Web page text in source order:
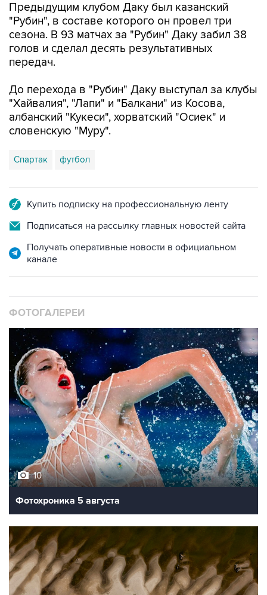
Предыдущим клубом Даку был казанский
"Рубин", в составе которого он провел три
сезона. В 93 матчах за "Рубин" Даку забил 38
голов и сделал десять результативных
передач.
До перехода в "Рубин" Даку выступал за клубы
"Хайвалия", "Лапи" и "Балкани" из Косова,
албанский "Кукеси", хорватский "Осиек" и
словенскую "Муру".
Спартак футбол
Купить подписку на профессиональную ленту
Подписаться на рассылку главных новостей сайта
Получать оперативные новости в официальном
канале
ФОТОГАЛЕРЕИ
10
Фотохроника 5 августа